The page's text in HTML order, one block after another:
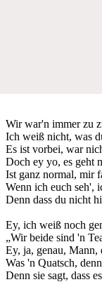
Wir war'n immer zu
Ich weiß nicht, was
Es ist vorbei, war
Doch ey yo, es geht
Ist ganz normal, mir
Wenn ich euch seh',
Denn dass du nicht
Ey, ich weiß noch
„Wir beide sind 'n
Ey, ja, genau, Mann,
Was 'n Quatsch,
Denn sie sagt, dass